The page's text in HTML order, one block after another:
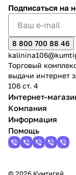
Подписаться на
8 800 700 88 46
Торговый
выдачи интернет
106 ст. 4
Интернет-
Компания
Информация
Помощь